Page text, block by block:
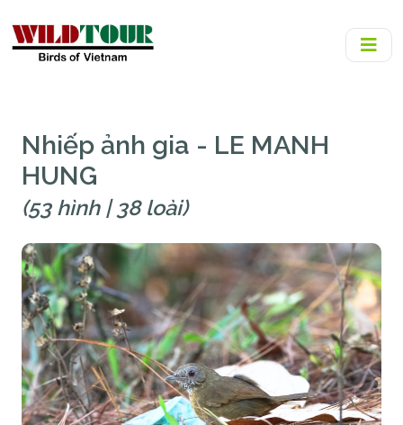
Nhiếp ảnh gia - LE MANH
HUNG
(53 hình | 38 loài)